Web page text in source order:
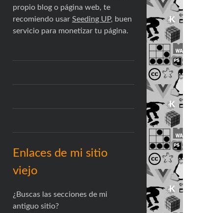
propio blog o página web, te
recomiendo usar Seeding UP, buen
servicio para monetizar tu página.
Enlaces de mi sitio
viejo
¿Buscas las secciones de mi
antiguo sitio?